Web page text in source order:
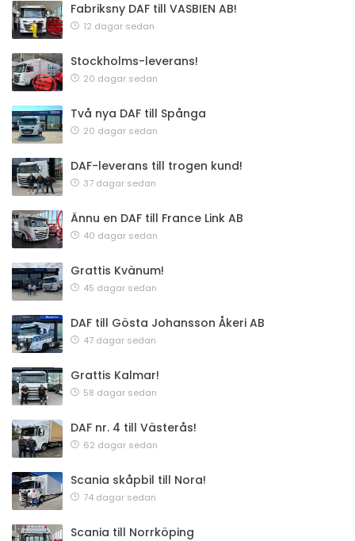
Fabriksny DAF till VASBIEN AB!
12 dagar sedan
Stockholms-leverans!
20 dagar sedan
Två nya DAF till Spånga
20 dagar sedan
DAF-leverans till trogen kund!
37 dagar sedan
Ännu en DAF till France Link AB
40 dagar sedan
Grattis Kvänum!
45 dagar sedan
DAF till Gösta Johansson Åkeri AB
47 dagar sedan
Grattis Kalmar!
58 dagar sedan
DAF nr. 4 till Västerås!
62 dagar sedan
Scania skåpbil till Nora!
74 dagar sedan
Scania till Norrköping